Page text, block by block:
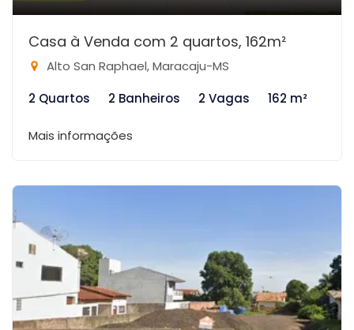
Casa à Venda com 2 quartos, 162m²
Alto San Raphael, Maracaju-MS
2 Quartos
2 Banheiros 2 Vagas 162 m²
Mais informações